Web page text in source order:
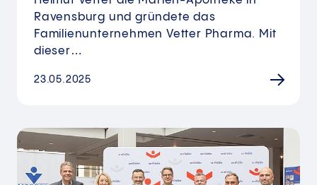
Ravensburg und gründete das
Familienunternehmen Vetter Pharma. Mit
dieser…
23.05.2025